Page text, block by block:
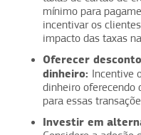
mínimo para
incentivar os
impacto das taxas
Oferecer
dinheiro: Incentive
dinheiro oferecendo
para essas
Investir em